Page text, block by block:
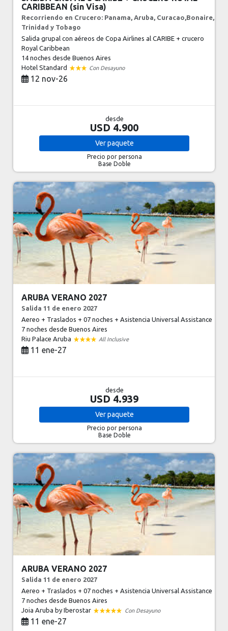
CARIBBEAN (sin Visa)
Recorriendo en Crucero: Panama, Aruba, Curacao,Bonaire,
Trinidad y Tobago
Salida grupal con aéreos de Copa Airlines al CARIBE + crucero
Royal Caribbean
14 nochesdesde Buenos Aires
Hotel Standard
Con Desayuno
12 nov-26
desde
USD 4.900
Verpaquete
Precio por persona
Base Doble
ARUBA VERANO 2027
Salida 11 de enero 2027
Aereo + Traslados + 07 noches + Asistencia Universal Assistance
7 nochesdesde Buenos Aires
Riu Palace Aruba
All Inclusive
11 ene-27
desde
USD 4.939
Verpaquete
Precio por persona
Base Doble
ARUBA VERANO 2027
Salida 11 de enero 2027
Aereo + Traslados + 07 noches + Asistencia Universal Assistance
7 nochesdesde Buenos Aires
Joia Aruba by Iberostar
Con Desayuno
11 ene-27